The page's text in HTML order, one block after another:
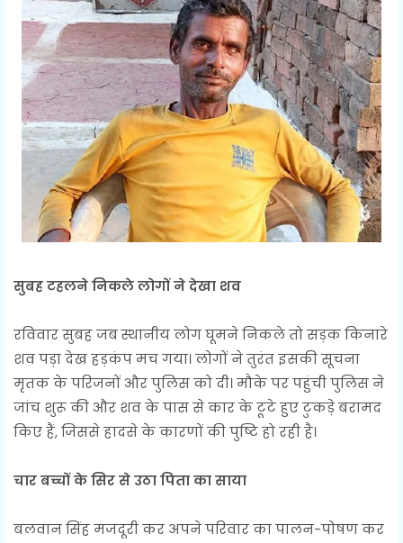
सुबह टहलने निकले लोगों ने देखा शव
रविवार सुबह जब स्थानीय लोग घूमने निकले तो सड़क किनारे
शव पड़ा देख हड़कंप मच गया। लोगों ने तुरंत इसकी सूचना
मृतक के परिजनों और पुलिस को दी। मौके पर पहुंची पुलिस ने
जांच शुरू की और शव के पास से कार के टूटे हुए टुकड़े बरामद
किए हैं, जिससे हादसे के कारणों की पुष्टि हो रही है।
चार बच्चों के सिर से उठा पिता का साया
बलवान सिंह मजदूरी कर अपने परिवार का पालन-पोषण कर